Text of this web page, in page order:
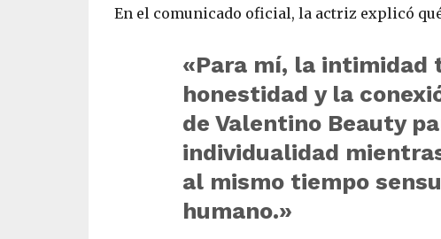
En el comunicado oficial, la actriz explicó
«Para mí, la intimidad
honestidad y la
de Valentino Beauty
individualidad
al mismo tiempo
humano.»